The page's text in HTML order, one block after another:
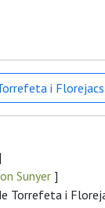
i
Sunyer ]
Torrefeta i